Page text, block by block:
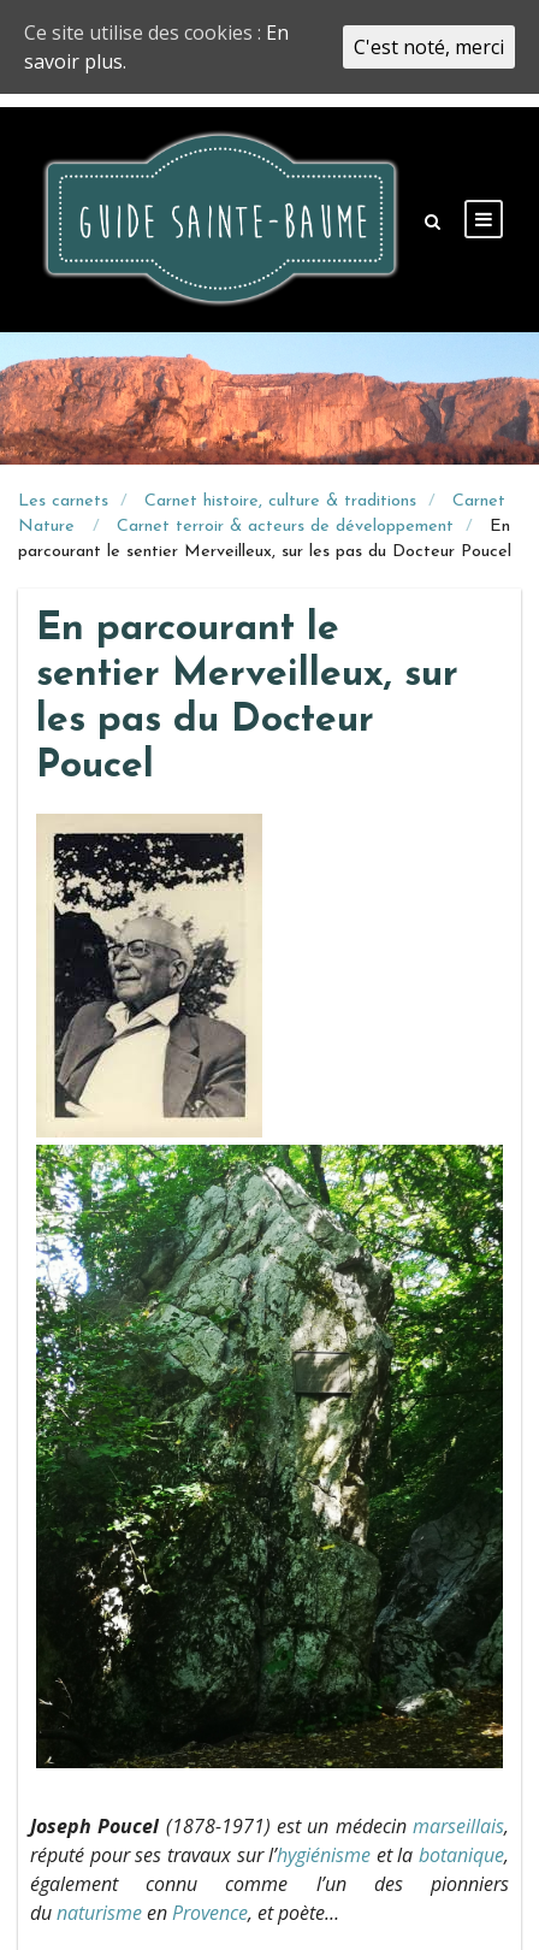
Les carnets Carnet histoire, culture & traditions
Carnet
Nature
Carnet terroir & acteurs de développement
En
parcourant le sentier Merveilleux, sur les pas du Docteur Poucel
En parcourant le
sentier Merveilleux, sur
les pas du Docteur
Poucel
Joseph Poucel(1878-1971) est un médecinmarseillais,
réputé pour ses travaux sur l’hygiénisme et la botanique,
également connu comme l’un des pionniers
dunaturismeenProvence, et poète…
Ce site utilise des cookies : En
savoir plus.
C'est noté, merci